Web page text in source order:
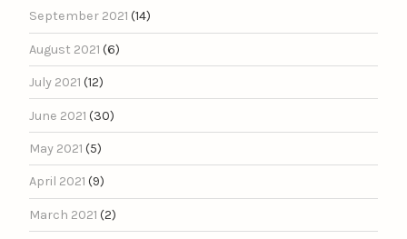
September 2021 (14)
August 2021 (6)
July 2021 (12)
June 2021 (30)
May 2021 (5)
April 2021 (9)
March 2021 (2)